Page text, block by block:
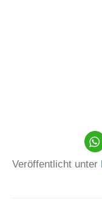
Veröffentlicht unter